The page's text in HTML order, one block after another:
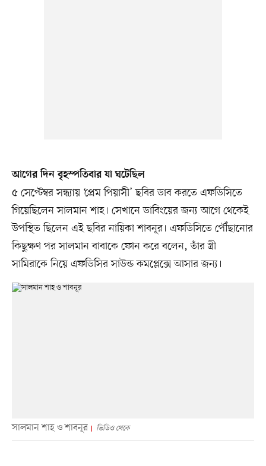
আগের দিন বৃহস্পতিবার যা ঘটেছিল
৫ সেপ্টেম্বর সন্ধ্যায় ‘প্রেম পিয়াসী’ ছবির ডাব করতে এফডিসিতে
গিয়েছিলেন সালমান শাহ। সেখানে ডাবিংয়ের জন্য আগে থেকেই
উপস্থিত ছিলেন এই ছবির নায়িকা শাবনূর। এফডিসিতে পৌঁছানোর
কিছুক্ষণ পর সালমান বাবাকে ফোন করে বলেন, তাঁর স্ত্রী
সামিরাকে নিয়ে এফডিসির সাউন্ড কমপ্লেক্সে আসার জন্য।
সালমান শাহ ও শাবনূর ভিডিও থেকে